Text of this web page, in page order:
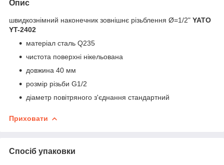
Опис
швидкознімний наконечник зовнішнє різьблення Ø=1/2" YATO
YT-2402
матеріал сталь Q235
чистота поверхні нікельована
довжина 40 мм
розмір різьби G1/2
діаметр повітряного з'єднання стандартний
Приховати
Спосіб упаковки